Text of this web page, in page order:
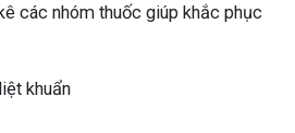
các nhóm thuốc giúp khắc phục
khuẩn